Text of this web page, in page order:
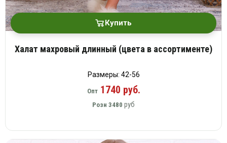
Купить
Халат махровый длинный (цвета в ассортименте)
Размеры: 42-56
Опт1740 руб.
Розн 3480 руб